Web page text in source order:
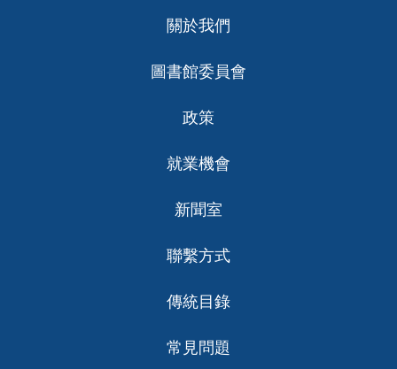
關於我們
圖書館委員會
政策
就業機會
新聞室
聯繫方式
傳統目錄
常見問題